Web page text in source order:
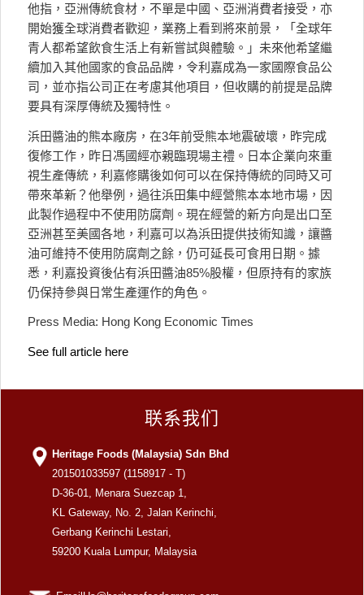
他指，亞洲傳統食材，不單是中國、亞洲消費者接受，亦
開始獲全球消費者歡迎，業務上看到將來前景，「全球年
青人都希望飲食生活上有新嘗試與體驗。」未來他希望繼
續加入其他國家的食品品牌，令利嘉成為一家國際食品公
司，並亦指公司正在考慮其他項目，但收購的前提是品牌
要具有深厚傳統及獨特性。
浜田醬油的熊本廠房，在3年前受熊本地震破壞，昨完成
復修工作，昨日馮國經亦親臨現場主禮。日本企業向來重
視生產傳統，利嘉修購後如何可以在保持傳統的同時又可
帶來革新？他舉例，過往浜田集中經營熊本本地市場，因
此製作過程中不使用防腐劑。現在經營的新方向是出口至
亞洲甚至美國各地，利嘉可以為浜田提供技術知識，讓醬
油可維持不使用防腐劑之餘，仍可延長可食用日期。據
悉，利嘉投資後佔有浜田醬油85%股權，但原持有的家族
仍保持參與日常生產運作的角色。
Press Media: Hong Kong Economic Times
See full article here
联系我们
Heritage Foods (Malaysia) Sdn Bhd
201501033597 (1158917 - T)
D-36-01, Menara Suezcap 1,
KL Gateway, No. 2, Jalan Kerinchi,
Gerbang Kerinchi Lestari,
59200 Kuala Lumpur, Malaysia